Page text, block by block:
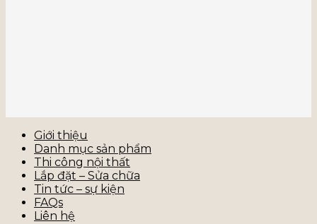
Giới thiệu
Danh mục sản phẩm
Thi công nội thất
Lắp đặt – Sửa chữa
Tin tức – sự kiện
FAQs
Liên hệ